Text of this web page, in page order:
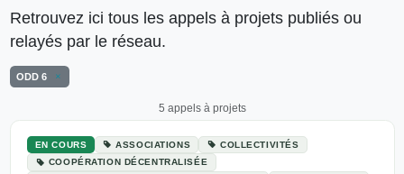
Retrouvez ici tous les appels à projets publiés ou
relayés par le réseau.
ODD 6
5 appels à projets
EN COURS ASSOCIATIONS
COLLECTIVITÉS
COOPÉRATION DÉCENTRALISÉE